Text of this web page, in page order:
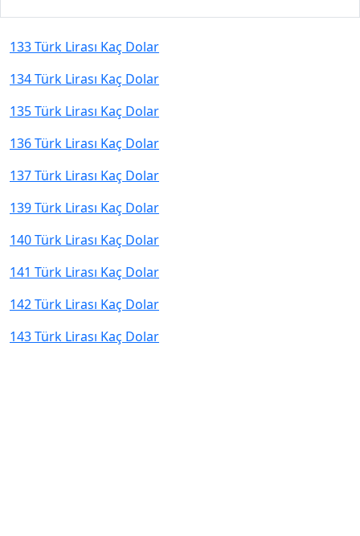
133 Türk Lirası Kaç Dolar
134 Türk Lirası Kaç Dolar
135 Türk Lirası Kaç Dolar
136 Türk Lirası Kaç Dolar
137 Türk Lirası Kaç Dolar
139 Türk Lirası Kaç Dolar
140 Türk Lirası Kaç Dolar
141 Türk Lirası Kaç Dolar
142 Türk Lirası Kaç Dolar
143 Türk Lirası Kaç Dolar